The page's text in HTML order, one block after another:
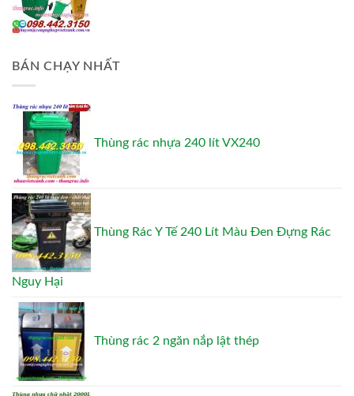
BÁN CHẠY NHẤT
Thùng rác nhựa 240 lít VX240
Thùng Rác Y Tế 240 Lít Màu Đen Đựng Rác
Nguy Hại
Thùng rác 2 ngăn nắp lật thép